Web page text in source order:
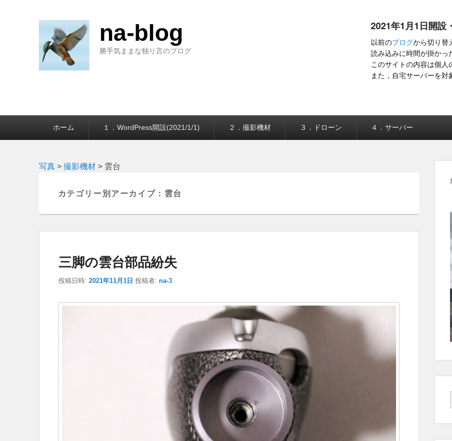
na-blog
勝手気ままな独り言のブログ
2021年1月1日開設
以前のブログから切り替
読み込みに時間が掛かっ
このサイトの内容は個
また，自宅サーバーを
メ
ホーム １．WordPress開設(2021/1/1) ２．撮影機材 ３．ドローン ４．サーバー
写真 > 撮影機材 > 雲台
カテゴリー別アーカイブ： 雲台
三脚の雲台部品紛失
投稿日時: 2021年11月1日 投稿者: na-3